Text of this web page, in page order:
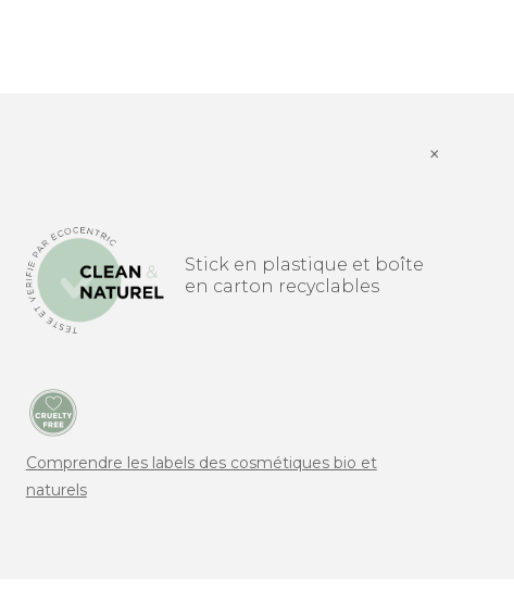
×
Stick en plastique et boîte
en carton recyclables
Comprendre les labels des cosmétiques bio et
naturels